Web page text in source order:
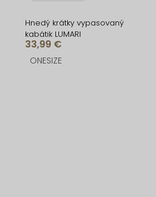
Hnedý krátky vypasovaný
kabátik LUMARI
33,99 €
ONESIZE